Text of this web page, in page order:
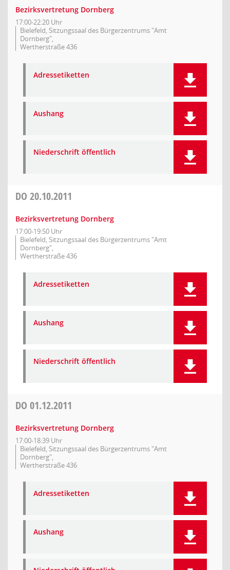
Bezirksvertretung Dornberg
17:00-22:20 Uhr
Bielefeld, Sitzungssaal des Bürgerzentrums "Amt
Dornberg",
Wertherstraße 436
Adressetiketten
Aushang
Niederschrift öffentlich
DO 20.10.2011
Bezirksvertretung Dornberg
17:00-19:50 Uhr
Bielefeld, Sitzungssaal des Bürgerzentrums "Amt
Dornberg",
Wertherstraße 436
Adressetiketten
Aushang
Niederschrift öffentlich
DO 01.12.2011
Bezirksvertretung Dornberg
17:00-18:39 Uhr
Bielefeld, Sitzungssaal des Bürgerzentrums "Amt
Dornberg",
Wertherstraße 436
Adressetiketten
Aushang